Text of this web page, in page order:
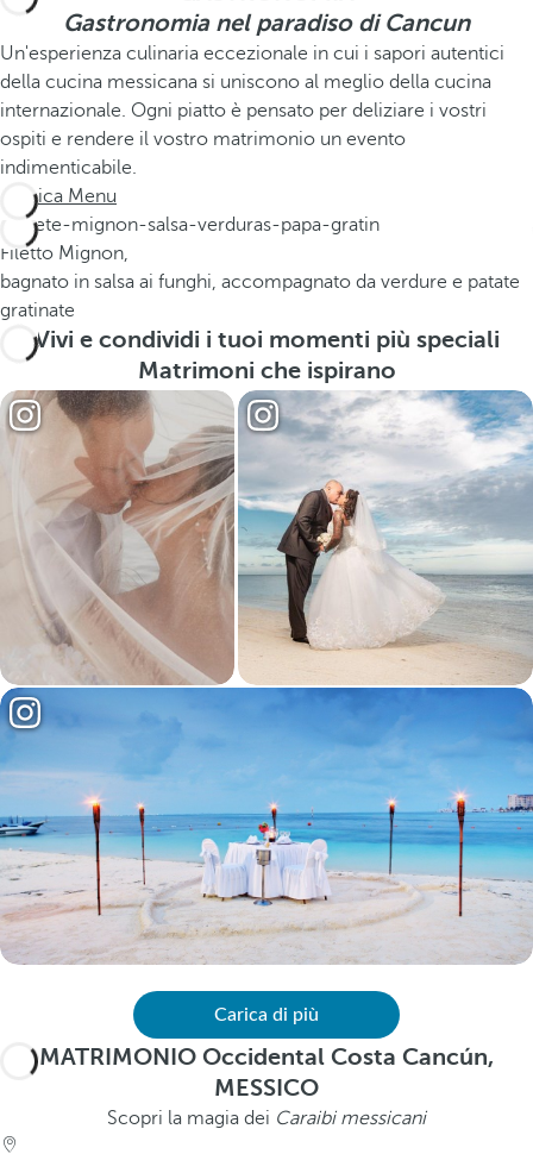
Gastronomia nel paradiso di Cancun
Un'esperienza culinaria eccezionale in cui i sapori autentici
della cucina messicana si uniscono al meglio della cucina
internazionale. Ogni piatto è pensato per deliziare i vostri
ospiti e rendere il vostro matrimonio un evento
indimenticabile.
Scarica Menu
Filetto Mignon,
bagnato in salsa ai funghi, accompagnato da verdure e patate
gratinate
Vivi e condividi i tuoi momenti più speciali
Matrimoni che ispirano
Carica di più
MATRIMONIO Occidental Costa Cancún,
MESSICO
Scopri la magia dei Caraibi messicani